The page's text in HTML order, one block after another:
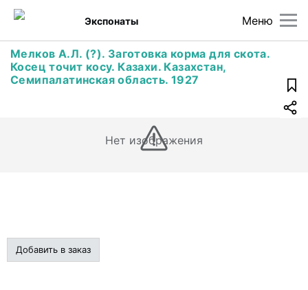
Меню
Экспонаты
Мелков А.Л. (?). Заготовка корма для скота.
Косец точит косу. Казахи. Казахстан,
Семипалатинская область. 1927
Нет изображения
Добавить в заказ